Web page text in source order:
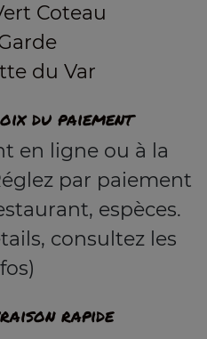
Coteau
du Var
du paiement
en ligne ou à la
par paiement
espèces.
consultez les
rapide